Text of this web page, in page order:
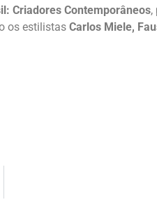
Criadores Contemporâneos,
os estilistas Carlos Miele,